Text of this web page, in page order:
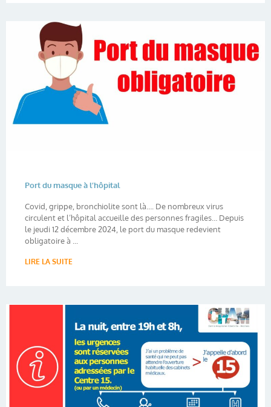
Port du masque à l’hôpital
Covid, grippe, bronchiolite sont là…. De nombreux virus
circulent et l’hôpital accueille des personnes fragiles… Depuis
le jeudi 12 décembre 2024, le port du masque redevient
obligatoire à ...
LIRE LA SUITE